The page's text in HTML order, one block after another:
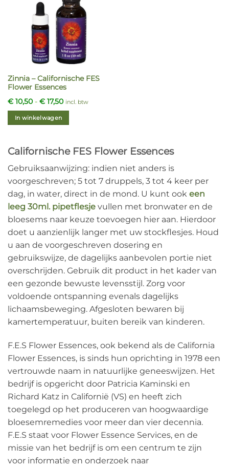
gekozen
worden
productpagina
Zinnia – Californische FES
Flower Essences
€10,50 - €17,50Prijsklasse:
incl. btw
In winkelwagen
heeft
variaties.
Deze
optie
kan
gekozen
op
de
productpagina
Californische FES Flower Essences
Gebruiksaanwijzing: indien niet anders is
voorgeschreven; 5 tot 7 druppels, 3 tot 4 keer per
dag, in water, direct in de mond. U kunt ook een
leeg 30ml. pipetflesje vullen met bronwater en de
bloesems naar keuze toevoegen hier aan. Hierdoor
doet u aanzienlijk langer met uw stockflesjes. Houd
u aan de voorgeschreven dosering en
gebruikswijze, de dagelijks aanbevolen portie niet
overschrijden. Gebruik dit product in het kader van
een gezonde bewuste levensstijl. Zorg voor
voldoende ontspanning evenals dagelijks
lichaamsbeweging. Afgesloten bewaren bij
kamertemperatuur, buiten bereik van kinderen.
F.E.S Flower Essences, ook bekend als de California
Flower Essences, is sinds hun oprichting in 1978 een
vertrouwde naam in natuurlijke geneeswijzen. Het
bedrijf is opgericht door Patricia Kaminski en
Richard Katz in Californië (VS) en heeft zich
toegelegd op het produceren van hoogwaardige
bloesemremedies voor meer dan vier decennia.
F.E.S staat voor Flower Essence Services, en de
missie van het bedrijf is om een centrum te zijn
voor informatie en onderzoek naar